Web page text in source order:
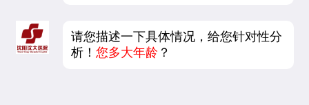
请您描述一下具体情况，给您针对性分
析！您多大年龄 ？